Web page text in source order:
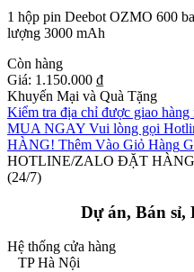
1 hộp pin Deebot OZMO 600
lượng 3000 mAh
Còn hàng
Giá: 1.150.000 ₫
Khuyến Mại và Quà Tặng
Kiểm tra địa chỉ được giao hàng
MUA NGAY Vui lòng gọi
HÀNG! Thêm Vào Giỏ Hàng
HOTLINE/ZALO ĐẶT
(24/7)
Dự án, Bán sỉ,
Hệ thống cửa hàng
TP Hà Nội